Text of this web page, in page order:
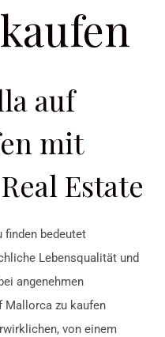
auf
mit
Estate
finden bedeutet
Lebensqualität und
angenehmen
Mallorca zu kaufen
von einem